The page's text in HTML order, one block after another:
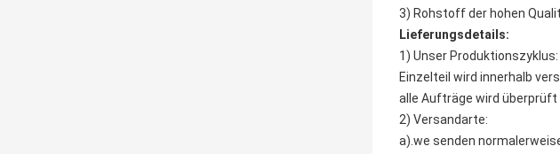
3) Rohstoff der hohen
Lieferungsdetails:
1) Unser Produktionszyklus:
Einzelteil wird innerhalb
alle Aufträge wird überprüft
2) Versandarte:
a).we senden